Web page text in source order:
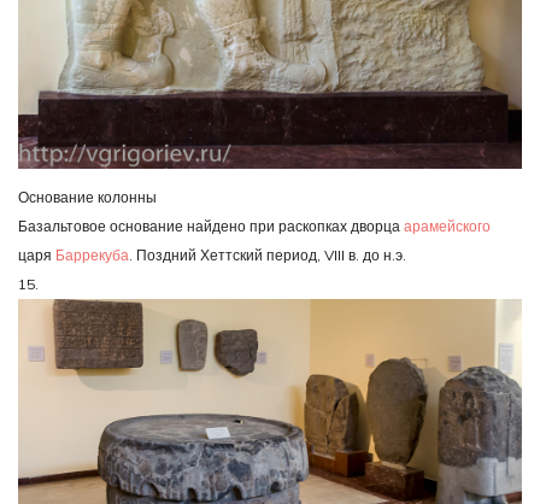
Основание колонны
Базальтовое основание найдено при раскопках дворца арамейского
царя Баррекуба . Поздний Хеттский период, VIII в. до н.э.
15.